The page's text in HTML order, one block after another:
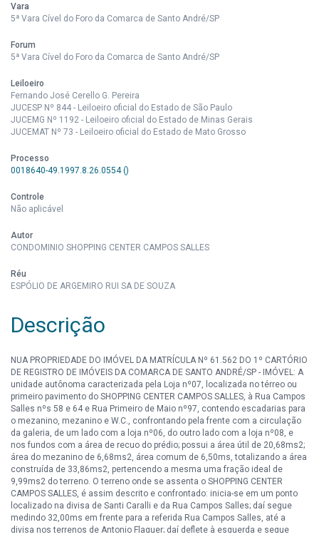
Vara
5ª Vara Cível do Foro da Comarca de Santo André/SP
Forum
5ª Vara Cível do Foro da Comarca de Santo André/SP
Leiloeiro
Fernando José Cerello G. Pereira
JUCESP Nº 844 - Leiloeiro oficial do Estado de São Paulo
JUCEMG Nº 1192 - Leiloeiro oficial do Estado de Minas Gerais
JUCEMAT Nº 73 - Leiloeiro oficial do Estado de Mato Grosso
Processo
0018640-49.1997.8.26.0554 ()
Controle
Não aplicável
Autor
CONDOMINIO SHOPPING CENTER CAMPOS SALLES
Réu
ESPÓLIO DE ARGEMIRO RUI SA DE SOUZA
Descrição
NUA PROPRIEDADE DO IMÓVEL DA MATRÍCULA Nº 61.562 DO 1º CARTÓRIO
DE REGISTRO DE IMÓVEIS DA COMARCA DE SANTO ANDRÉ/SP - IMÓVEL: A
unidade autônoma caracterizada pela Loja nº07, localizada no térreo ou
primeiro pavimento do SHOPPING CENTER CAMPOS SALLES, à Rua Campos
Salles nºs 58 e 64 e Rua Primeiro de Maio nº97, contendo escadarias para
o mezanino, mezanino e W.C., confrontando pela frente com a circulação
da galeria, de um lado com a loja nº06, do outro lado com a loja nº08, e
nos fundos com a área de recuo do prédio; possui a área útil de 20,68ms2;
área do mezanino de 6,68ms2, área comum de 6,50ms, totalizando a área
construída de 33,86ms2, pertencendo a mesma uma fração ideal de
9,99ms2 do terreno. O terreno onde se assenta o SHOPPING CENTER
CAMPOS SALLES, é assim descrito e confrontado: inicia-se em um ponto
localizado na divisa de Santi Caralli e da Rua Campos Salles; daí segue
medindo 32,00ms em frente para a referida Rua Campos Salles, até a
divisa nos terrenos de Antonio Flaquer; daí deflete à esquerda e segue